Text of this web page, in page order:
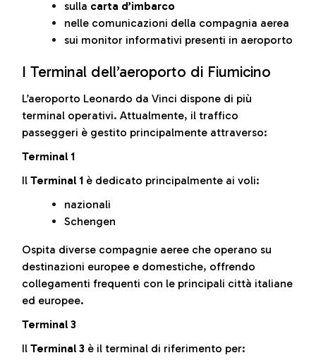
sulla carta d’imbarco
nelle comunicazioni della compagnia aerea
sui monitor informativi presenti in aeroporto
I Terminal dell’aeroporto di Fiumicino
L’aeroporto Leonardo da Vinci dispone di più
terminal operativi. Attualmente, il traffico
passeggeri è gestito principalmente attraverso:
Terminal 1
Il Terminal 1 è dedicato principalmente ai voli:
nazionali
Schengen
Ospita diverse compagnie aeree che operano su
destinazioni europee e domestiche, offrendo
collegamenti frequenti con le principali città italiane
ed europee.
Terminal 3
Il Terminal 3 è il terminal di riferimento per: